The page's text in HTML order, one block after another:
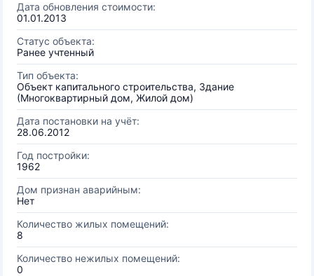
Дата обновления стоимости:
01.01.2013
Статус объекта:
Ранее учтенный
Тип объекта:
Объект капитального строительства, Здание
(Многоквартирный дом, Жилой дом)
Дата постановки на учёт:
28.06.2012
Год постройки:
1962
Дом признан аварийным:
Нет
Количество жилых помещений:
8
Количество нежилых помещений:
0